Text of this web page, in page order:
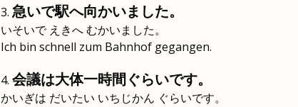
急いで駅へ向かいました。
いそいで えきへ むかいました。
Ich bin schnell zum Bahnhof gegangen.
会議は大体一時間ぐらいです。
かいぎは だいたい いちじかん ぐらいです。